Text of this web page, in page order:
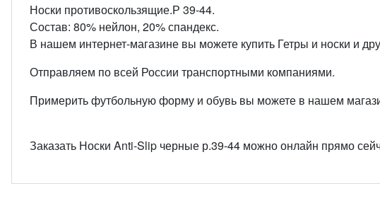
Носки противоскользящие.Р 39-44.
Состав: 80% нейлон, 20% спандекс.
В нашем интернет-магазине вы можете купить Гетры и носки и
Отправляем по всей России транспортными компаниями.
Примерить футбольную форму и обувь вы можете в нашем
Заказать Носки Anti-Slip черные р.39-44 можно онлайн прямо